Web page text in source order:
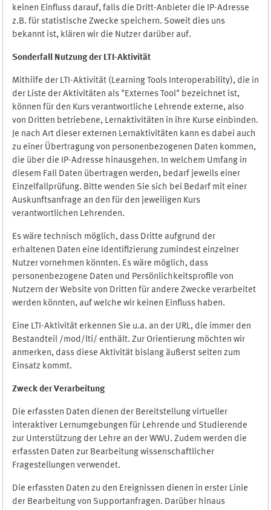
keinen Einfluss darauf, falls die Dritt-Anbieter die IP-Adresse
z.B. für statistische Zwecke speichern. Soweit dies uns
bekannt ist, klären wir die Nutzer darüber auf.
Sonderfall Nutzung der LTI-Aktivität
Mithilfe der LTI-Aktivität (Learning Tools Interoperability), die in
der Liste der Aktivitäten als "Externes Tool" bezeichnet ist,
können für den Kurs verantwortliche Lehrende externe, also
von Dritten betriebene, Lernaktivitäten in ihre Kurse einbinden.
Je nach Art dieser externen Lernaktivitäten kann es dabei auch
zu einer Übertragung von personenbezogenen Daten kommen,
die über die IP-Adresse hinausgehen. In welchem Umfang in
diesem Fall Daten übertragen werden, bedarf jeweils einer
Einzelfallprüfung. Bitte wenden Sie sich bei Bedarf mit einer
Auskunftsanfrage an den für den jeweiligen Kurs
verantwortlichen Lehrenden.
Es wäre technisch möglich, dass Dritte aufgrund der
erhaltenen Daten eine Identifizierung zumindest einzelner
Nutzer vornehmen könnten. Es wäre möglich, dass
personenbezogene Daten und Persönlichkeitsprofile von
Nutzern der Website von Dritten für andere Zwecke verarbeitet
werden könnten, auf welche wir keinen Einfluss haben.
Eine LTI-Aktivität erkennen Sie u.a. an der URL, die immer den
Bestandteil /mod/lti/ enthält. Zur Orientierung möchten wir
anmerken, dass diese Aktivität bislang äußerst selten zum
Einsatz kommt.
Zweck der Verarbeitung
Die erfassten Daten dienen der Bereitstellung virtueller
interaktiver Lernumgebungen für Lehrende und Studierende
zur Unterstützung der Lehre an der WWU. Zudem werden die
erfassten Daten zur Bearbeitung wissenschaftlicher
Fragestellungen verwendet.
Die erfassten Daten zu den Ereignissen dienen in erster Linie
der Bearbeitung von Supportanfragen. Darüber hinaus